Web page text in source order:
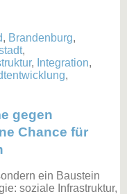
, Brandenburg,
,
, Integration,
,
gegen
Chance für
ein Baustein
soziale Infrastruktur,